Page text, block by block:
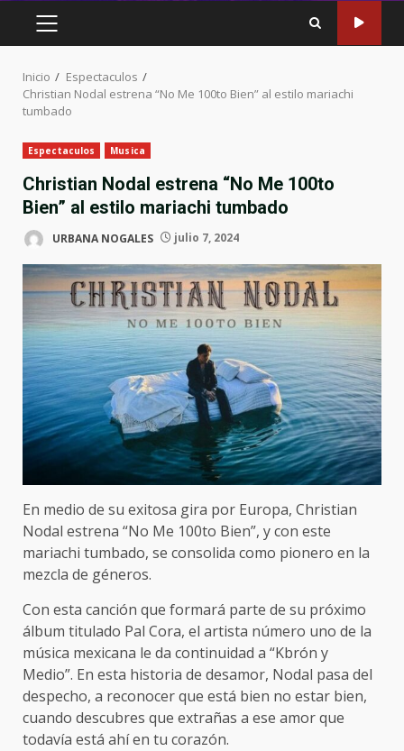
MENÚ
PRINCIPAL
Inicio
Espectaculos
Christian Nodal estrena “No Me 100to Bien” al estilo mariachi
tumbado
Espectaculos Musica
Christian Nodal estrena “No Me 100to
Bien” al estilo mariachi tumbado
URBANA NOGALES julio 7, 2024
En medio de su exitosa gira por Europa, Christian
Nodal estrena “No Me 100to Bien”, y con este
mariachi tumbado, se consolida como pionero en la
mezcla de géneros.
Con esta canción que formará parte de su próximo
álbum titulado Pal Cora, el artista número uno de la
música mexicana le da continuidad a “Kbrón y
Medio”. En esta historia de desamor, Nodal pasa del
despecho, a reconocer que está bien no estar bien,
cuando descubres que extrañas a ese amor que
todavía está ahí en tu corazón.